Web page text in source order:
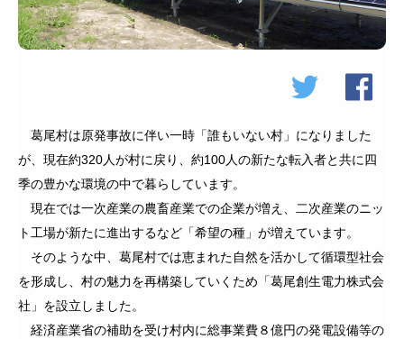
葛尾村は原発事故に伴い一時「誰もいない村」になりました
が、現在約320人が村に戻り、約100人の新たな転入者と共に四
季の豊かな環境の中で暮らしています。
現在では一次産業の農畜産業での企業が増え、二次産業のニッ
ト工場が新たに進出するなど「希望の種」が増えています。
そのような中、葛尾村では恵まれた自然を活かして循環型社会
を形成し、村の魅力を再構築していくため「葛尾創生電力株式会
社」を設立しました。
経済産業省の補助を受け村内に総事業費８億円の発電設備等の